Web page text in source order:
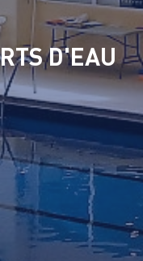
D'EAU